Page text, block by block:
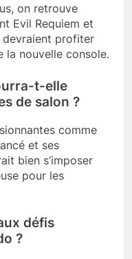
on retrouve
Evil Requiem et
devraient profiter
la nouvelle console.
t-elle
de salon ?
comme
et ses
bien s’imposer
pour les
défis
?